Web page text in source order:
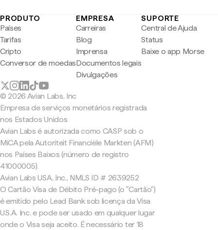
PRODUTO
Países
Tarifas
Cripto
Conversor de moedas
EMPRESA
Carreiras
Blog
Imprensa
Documentos legais
Divulgações
SUPORTE
Central de Ajuda
Status
Baixe o app Morse
© 2026 Avian Labs, Inc
Empresa de serviços monetários registrada
nos Estados Unidos
Avian Labs é autorizada como CASP sob o
MiCA pela Autoriteit Financiële Markten (AFM)
nos Países Baixos (número de registro
41000005).
Avian Labs USA, Inc., NMLS ID # 2639252
O Cartão Visa de Débito Pré-pago (o "Cartão")
é emitido pelo Lead Bank sob licença da Visa
U.S.A. Inc. e pode ser usado em qualquer lugar
onde o Visa seja aceito. É necessário ter 18